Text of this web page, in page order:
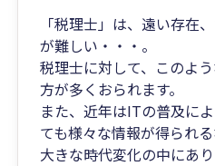
「税理士」は、遠い存在
が難しい・・・。
税理士に対して、このよ
方が多くおられます。
また、近年はITの普及に
ても様々な情報が得られる
大きな時代変化の中にあり